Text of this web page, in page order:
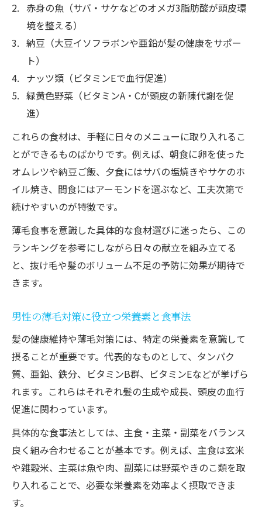
赤身の魚（サバ・サケなどのオメガ3脂肪酸が頭皮環
境を整える）
納豆（大豆イソフラボンや亜鉛が髪の健康をサポー
ト）
ナッツ類（ビタミンEで血行促進）
緑黄色野菜（ビタミンA・Cが頭皮の新陳代謝を促
進）
これらの食材は、手軽に日々のメニューに取り入れるこ
とができるものばかりです。例えば、朝食に卵を使った
オムレツや納豆ご飯、夕食にはサバの塩焼きやサケのホ
イル焼き、間食にはアーモンドを選ぶなど、工夫次第で
続けやすいのが特徴です。
薄毛食事を意識した具体的な食材選びに迷ったら、この
ランキングを参考にしながら日々の献立を組み立てる
と、抜け毛や髪のボリューム不足の予防に効果が期待で
きます。
男性の薄毛対策に役立つ栄養素と食事法
髪の健康維持や薄毛対策には、特定の栄養素を意識して
摂ることが重要です。代表的なものとして、タンパク
質、亜鉛、鉄分、ビタミンB群、ビタミンEなどが挙げら
れます。これらはそれぞれ髪の生成や成長、頭皮の血行
促進に関わっています。
具体的な食事法としては、主食・主菜・副菜をバランス
良く組み合わせることが基本です。例えば、主食は玄米
や雑穀米、主菜は魚や肉、副菜には野菜やきのこ類を取
り入れることで、必要な栄養素を効率よく摂取できま
す。